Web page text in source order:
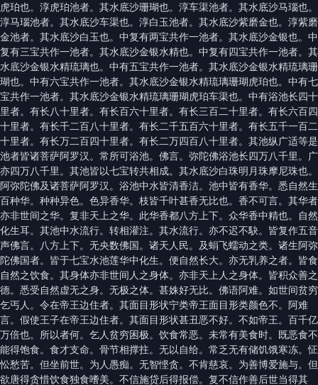
虎珀也。淳虎珀池者。其水底沙珊瑚也。淳车渠池者。其水底沙马瑙也。
淳马瑙池者。其水底沙车渠也。淳白玉池者。其水底沙紫磨金也。淳紫磨
金池者。其水底沙白玉也。中复有两宝共作一池者。其水底沙金银也。中
复有三宝共作一池者。其水底沙金银水精也。中复有四宝共作一池者。其
水底沙金银水精琉璃也。中有五宝共作一池者。其水底沙金银水精琉璃珊
瑚也。中有六宝共作一池者。其水底沙金银水精琉璃珊瑚虎珀也。中有七
宝共作一池者。其水底沙金银水精琉璃珊瑚虎珀车渠也。中有浴池长四十
里者。有长八十里者。有长百六十里者。有长三百二十里者。有长六百四
十里者。有长千二百八十里者。有长二千五百六十里者。有长五千一百二
十里者。有长万二百四十里者。有长二万四百八十里者。其池纵广适等是
池者皆诸菩萨阿罗汉。常所可浴池。佛言。弥陀佛浴池长四万八千里。广
亦四万八千里。其池皆以七宝转共相成。其水底沙白珠明月珠摩尼珠也。
阿弥陀佛及诸菩萨阿罗汉。浴池中水皆清香洁。池中皆有香华。悉自然生
百种华。种种异色。色异香华。枝皆千叶甚香无比也。香不可言。其华者
亦非世间之华。复非天上之华。此华香都八方上下。众华香中精也。自然
化生耳。其池中水流行。转相灌注。其水流行。亦不迟不駃。皆复作五音
声佛言。八方上下。无央数佛国。诸天人民。及蜎飞蠕动之类。诸生阿弥
陀佛国者。皆于七宝水池莲华中化生。便自然长大。亦无乳养之者。皆食
自然之饮食。其身体亦非世间人之身体。亦非天上人之身体。皆积众善之
德。悉受自然虚无之身。无极之体。甚姝好无比。佛语阿难。如世间贫穷
乞丐人。令在帝王边住者。其面目形状宁类帝王面目形类颜色不。阿难
言。假使王子在帝王边住者。其面目形状甚丑恶不好。不如帝王。百千亿
万倍也。所以者何。乞人贫穷困极。饮食常恶。未常有美食时。既恶食不
能得饱食。食才支命。骨节相撑拄。无以自给。常乏无有储饥饿寒冻。怔
忪愁苦。但坐前世。为人愚痴。无智悭贪。不肯慈哀。为善博爱施与。但
欲唐得贪惜饮食独食嗜美。不信施贷后得报偿。复不信作善后世当得其